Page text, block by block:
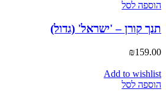
הוספה לסל
תנך קורן – 'ישראל' (גדול)
₪159.00
Add to wishlist
הוספה לסל